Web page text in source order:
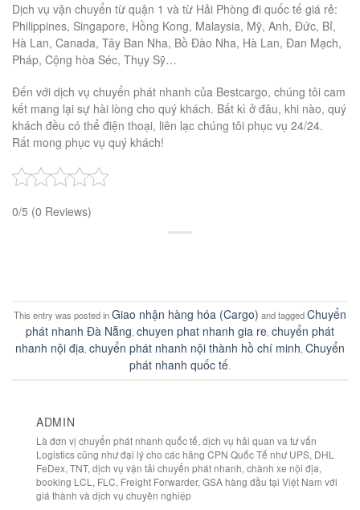
Dịch vụ vận chuyển từ quận 1 và từ Hải Phòng đi quốc tế giá rẻ:
Philippines, Singapore, Hồng Kong, Malaysia, Mỹ, Anh, Đức, Bỉ,
Hà Lan, Canada, Tây Ban Nha, Bồ Đào Nha, Hà Lan, Đan Mạch,
Pháp, Cộng hòa Séc, Thụy Sỹ…
Đến với dịch vụ chuyển phát nhanh của Bestcargo, chúng tôi cam
kết mang lại sự hài lòng cho quý khách. Bất kì ở đâu, khi nào, quý
khách đều có thể điện thoại, liên lạc chúng tôi phục vụ 24/24.
Rất mong phục vụ quý khách!
0/5 (0 Reviews)
This entry was posted inGiao nhận hàng hóa (Cargo) and taggedChuyển
phát nhanh Đà Nẵng chuyen phat nhanh gia re chuyển phát
nhanh nội địa chuyển phát nhanh nội thành hồ chí minh Chuyển
phát nhanh quốc tế
ADMIN
Là đơn vị chuyển phát nhanh quốc tế, dịch vụ hải quan va tư vấn
Logistics cũng như đại lý cho các hãng CPN Quốc Tế như UPS, DHL
FeDex, TNT, dịch vụ vận tải chuyển phát nhanh, chành xe nội địa,
booking LCL, FLC, Freight Forwarder, GSA hàng đầu tại Việt Nam với
giá thành và dịch vụ chuyên nghiệp